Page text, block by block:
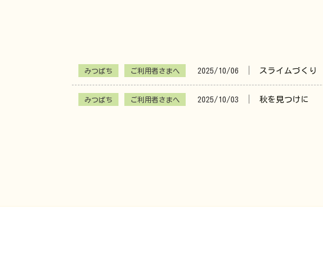
みつばち ご利用者さまへ 2025/10/06 スライムづくり
みつばち ご利用者さまへ 2025/10/03 秋を見つけに